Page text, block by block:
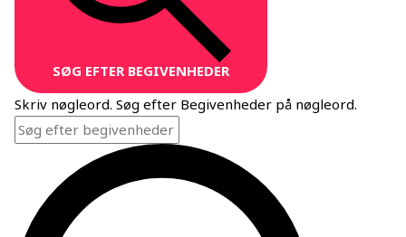
SØG EFTER BEGIVENHEDER
Skriv nøgleord. Søg efter Begivenheder på nøgleord.